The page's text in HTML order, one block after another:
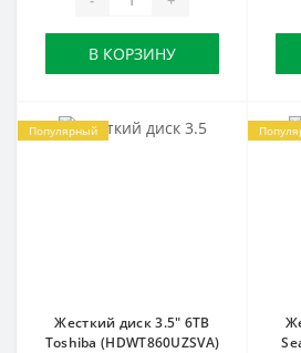
В КОРЗИНУ
Популярный
Жесткий диск 3.5" 6TB
Toshiba (HDWT860UZSVA)